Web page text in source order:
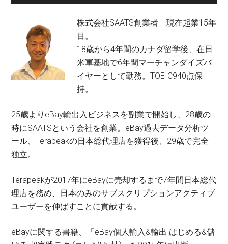
株式会社SAATS創業者 現在起業15年
目。
18歳から4年間のカナダ留学後、在日
米軍基地で6年間マーチャンダイズバ
イヤーとして勤務。TOEIC940点保
持。
25歳よりeBay輸出入ビジネスを副業で開始し、28歳の
時にSAATSという会社を創業。eBay過去データ分析ツ
ール、Terapeakの日本総代理店を獲得後、29歳で完全
独立。
Terapeakが2017年にeBayに売却するまで7年間日本総代
理店を務め、日本のみのサブスクリプションアクティブ
ユーザーを伸ばすことに貢献する。
eBayに関する書籍、「eBay個人輸入&輸出 はじめる&儲